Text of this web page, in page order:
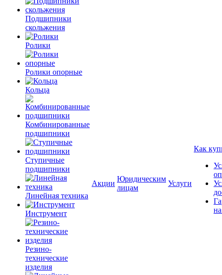
Подшипники
скольжения
Ролики
Ролики опорные
Кольца
Комбинированные
подшипники
Ступичные
подшипники
Линейная техника
Инструмент
Резино-
технические
изделия
Акции
Юридическим
лицам
Услуги
Как